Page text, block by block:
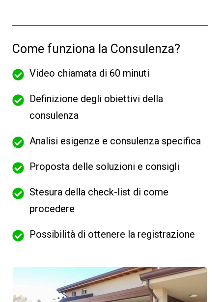
Come funziona la Consulenza?
Video chiamata di 60 minuti
Definizione degli obiettivi della
consulenza
Analisi esigenze e consulenza specifica
Proposta delle soluzioni e consigli
Stesura della check-list di come
procedere
Possibilità di ottenere la registrazione